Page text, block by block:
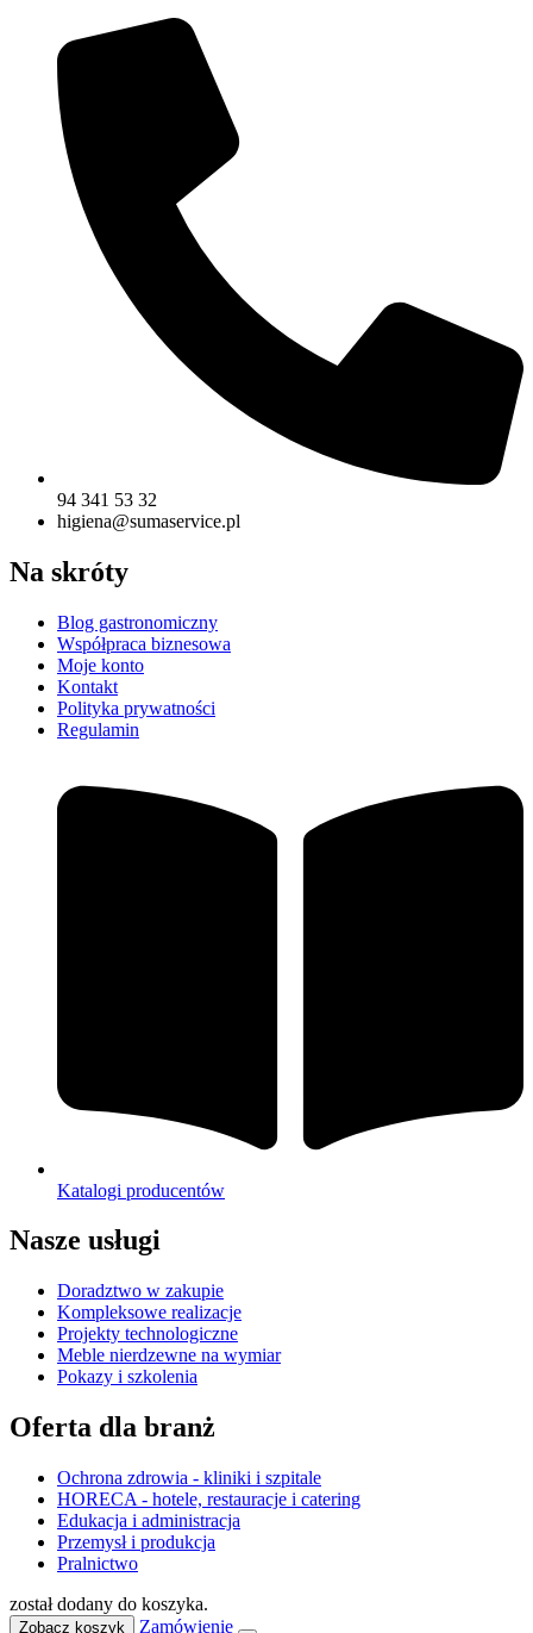
94 341 53 32
higiena@sumaservice.pl
Na skróty
Blog gastronomiczny
Współpraca biznesowa
Moje konto
Kontakt
Polityka prywatności
Regulamin
Katalogi producentów
Nasze usługi
Doradztwo w zakupie
Kompleksowe realizacje
Projekty technologiczne
Meble nierdzewne na wymiar
Pokazy i szkolenia
Oferta dla branż
Ochrona zdrowia - kliniki i szpitale
HORECA - hotele, restauracje i catering
Edukacja i administracja
Przemysł i produkcja
Pralnictwo
został dodany do koszyka.
Zobacz koszyk Zamówienie